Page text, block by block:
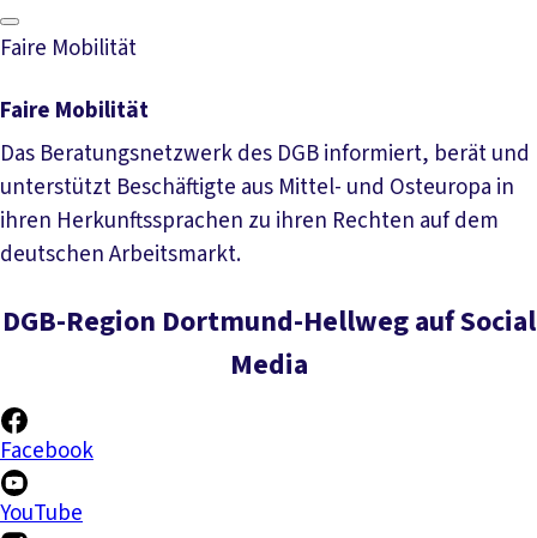
Faire Mobilität
Faire Mobilität
Das Beratungsnetzwerk des DGB informiert, berät und
unterstützt Beschäftigte aus Mittel- und Osteuropa in
ihren Herkunftssprachen zu ihren Rechten auf dem
deutschen Arbeitsmarkt.
Mehr lesen
DGB-Region Dortmund-Hellweg auf Social
Media
Facebook
YouTube